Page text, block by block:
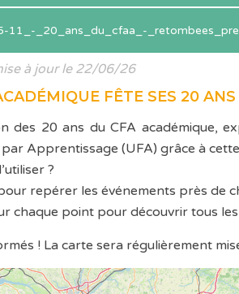
11_-_20_ans_du_cfaa_-
à jour le 22/06/26
FÊTE SES 20 ANS
des 20 ans du CFA académique,
Apprentissage (UFA) grâce à
?
repérer les événements près de
chaque point pour découvrir tous
! La carte sera régulièrement